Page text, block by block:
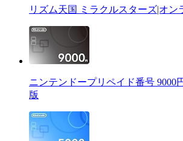
リズム天国 ミラクルスターズ|オン
ニンテンドープリペイド番号 9000
版